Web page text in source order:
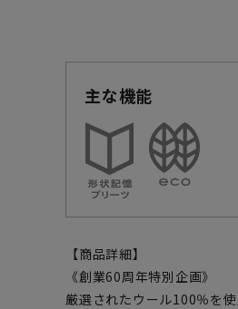
主な機能
【商品詳細】
《創業60周年特別企画》
厳選されたウール100％を